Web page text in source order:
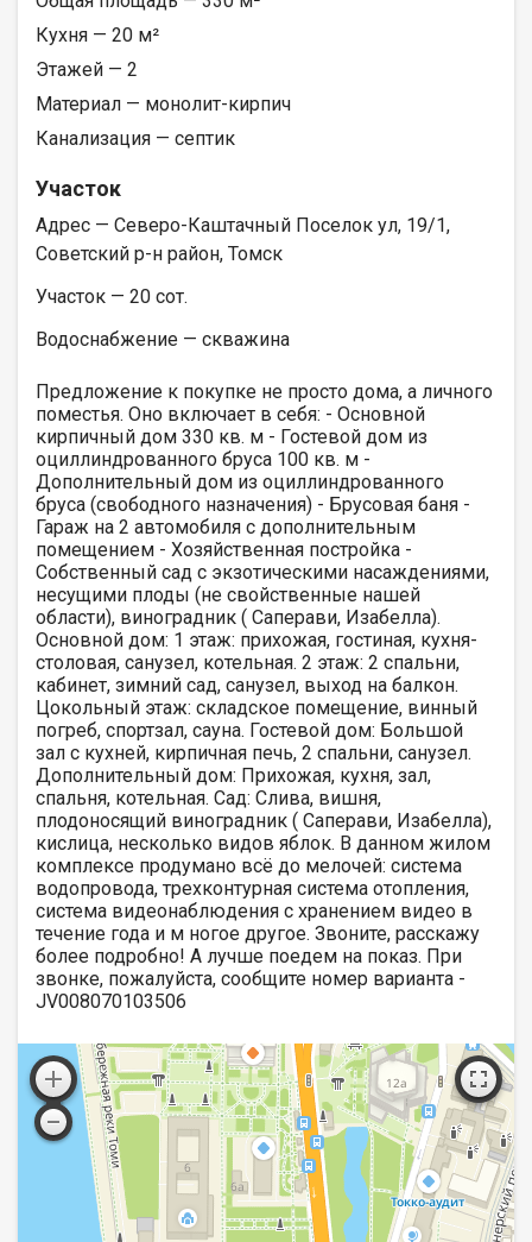
Кухня — 20 м²
Этажей — 2
Материал — монолит-кирпич
Канализация — септик
Участок
Адрес — Северо-Каштачный Поселок ул, 19/1,
Советский р-н район, Томск
Участок — 20 сот.
Водоснабжение — скважина
Предложение к покупке не просто дома, а личного
поместья. Оно включает в себя: - Основной
кирпичный дом 330 кв. м - Гостевой дом из
оциллиндрованного бруса 100 кв. м -
Дополнительный дом из оциллиндрованного
бруса (свободного назначения) - Брусовая баня -
Гараж на 2 автомобиля с дополнительным
помещением - Хозяйственная постройка -
Собственный сад с экзотическими насаждениями,
несущими плоды (не свойственные нашей
области), виноградник ( Саперави, Изабелла).
Основной дом: 1 этаж: прихожая, гостиная, кухня-
столовая, санузел, котельная. 2 этаж: 2 спальни,
кабинет, зимний сад, санузел, выход на балкон.
Цокольный этаж: складское помещение, винный
погреб, спортзал, сауна. Гостевой дом: Большой
зал с кухней, кирпичная печь, 2 спальни, санузел.
Дополнительный дом: Прихожая, кухня, зал,
спальня, котельная. Сад: Слива, вишня,
плодоносящий виноградник ( Саперави, Изабелла),
кислица, несколько видов яблок. В данном жилом
комплексе продумано всё до мелочей: система
водопровода, трехконтурная система отопления,
система видеонаблюдения с хранением видео в
течение года и м ногое другое. Звоните, расскажу
более подробно! А лучше поедем на показ. При
звонке, пожалуйста, сообщите номер варианта -
JV008070103506